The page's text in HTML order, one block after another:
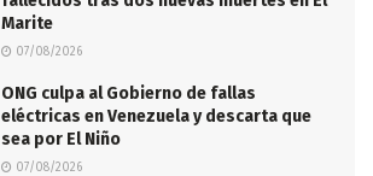
Marite
07/08/2026
ONG culpa al Gobierno de fallas
eléctricas en Venezuela y descarta que
sea por El Niño
07/08/2026